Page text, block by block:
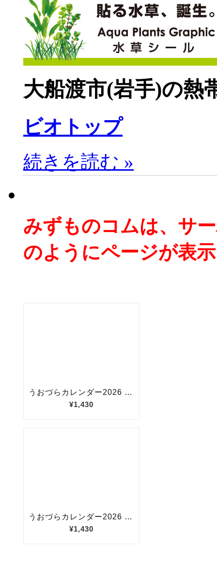
大船渡市(岩手)の熱
ビオトップ
続きを読む »
みずものコムは、サ
のようにページが表